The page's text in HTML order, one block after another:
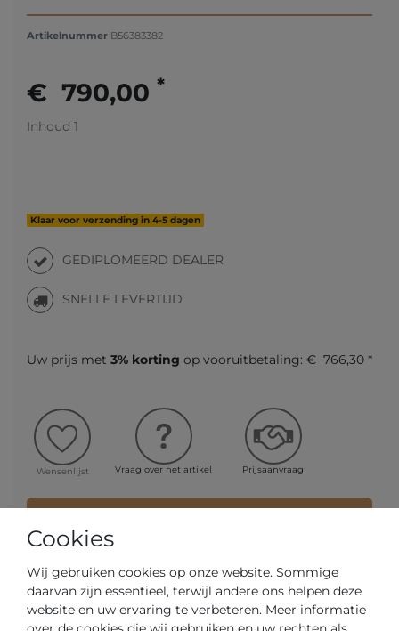
Artikelnummer B56383382
€ 790,00 *
Inhoud 1
Klaar voor verzending in 4-5 dagen
GEDIPLOMEERD DEALER
SNELLE LEVERTIJD
Uw prijs met 3% korting op vooruitbetaling: € 766,30 *
Wensenlijst Vraag over het artikel Prijsaanvraag
of
Cookies
Wij gebruiken cookies op onze website. Sommige
daarvan zijn essentieel, terwijl andere ons helpen deze
website en uw ervaring te verbeteren. Meer informatie